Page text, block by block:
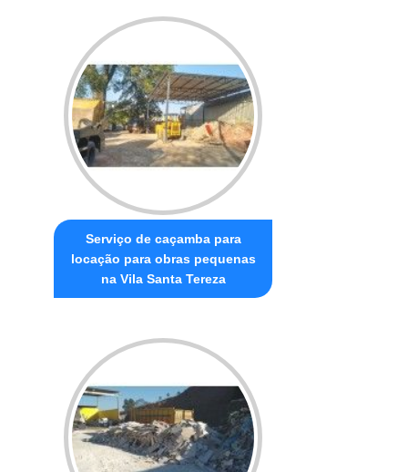
Serviço de caçamba para
locação para obras pequenas
na Vila Santa Tereza